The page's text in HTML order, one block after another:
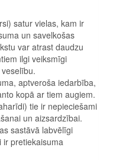
satur vielas, kam ir
un savelkošas
var atrast daudzu
ilgi veiksmīgi
aptveroša iedarbība,
kopā ar tiem augiem.
tie ir nepieciešami
un aizsardzībai.
sastāvā labvēlīgi
pretiekaisuma